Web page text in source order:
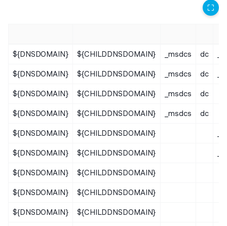
⛶
${DNSDOMAIN} ${CHILDDNSDOMAIN} _msdcs dc
${DNSDOMAIN} ${CHILDDNSDOMAIN} _msdcs dc
${DNSDOMAIN} ${CHILDDNSDOMAIN} _msdcs dc
${DNSDOMAIN} ${CHILDDNSDOMAIN} _msdcs dc
${DNSDOMAIN} ${CHILDDNSDOMAIN}
${DNSDOMAIN} ${CHILDDNSDOMAIN}
${DNSDOMAIN} ${CHILDDNSDOMAIN}
${DNSDOMAIN} ${CHILDDNSDOMAIN}
${DNSDOMAIN} ${CHILDDNSDOMAIN}